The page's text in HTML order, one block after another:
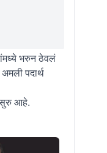
भरुन ठेवलं
पदार्थ
सुरु आहे.